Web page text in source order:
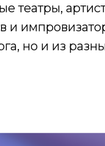
театры,
и
но и из